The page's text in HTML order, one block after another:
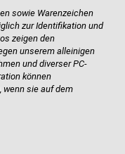
sowie Warenzeichen
zur Identifikation und
zeigen den
unserem alleinigen
und diverser PC-
können
wenn sie auf dem